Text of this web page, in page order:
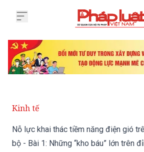
Kinh tế
Nỗ lực khai thác tiềm năng điện gió
bộ - Bài 1: Những “kho báu” lớn trên